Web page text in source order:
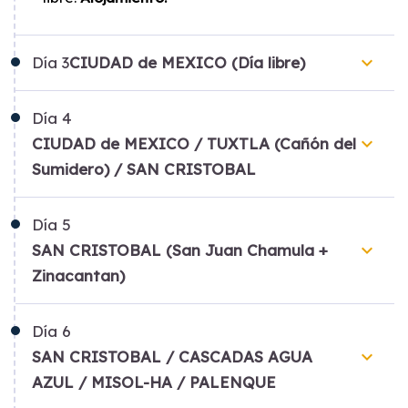
Día 3CIUDAD de MEXICO (Día libre) keyboard_arrow_down
Día 4
CIUDAD de MEXICO / TUXTLA (Cañón del
Sumidero) / SAN CRISTOBAL
keyboard_arrow_down
Día 5
SAN CRISTOBAL (San Juan Chamula +
Zinacantan)
keyboard_arrow_down
Día 6
SAN CRISTOBAL / CASCADAS AGUA
AZUL / MISOL-HA / PALENQUE
keyboard_arrow_down